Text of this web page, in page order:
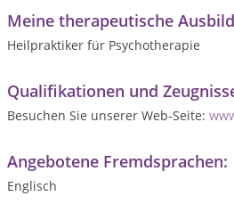
Meine therapeutische
Heilpraktiker für Psychotherapie
Qualifikationen und
Besuchen Sie unserer Web-Seite:
Angebotene Fremdsprachen:
Englisch